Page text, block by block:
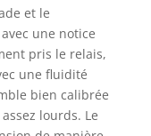
reconnu
dans le
de la
depuis
ans.
combine
et le
une notice
pris le relais,
une fluidité
bien calibrée
lourds. Le